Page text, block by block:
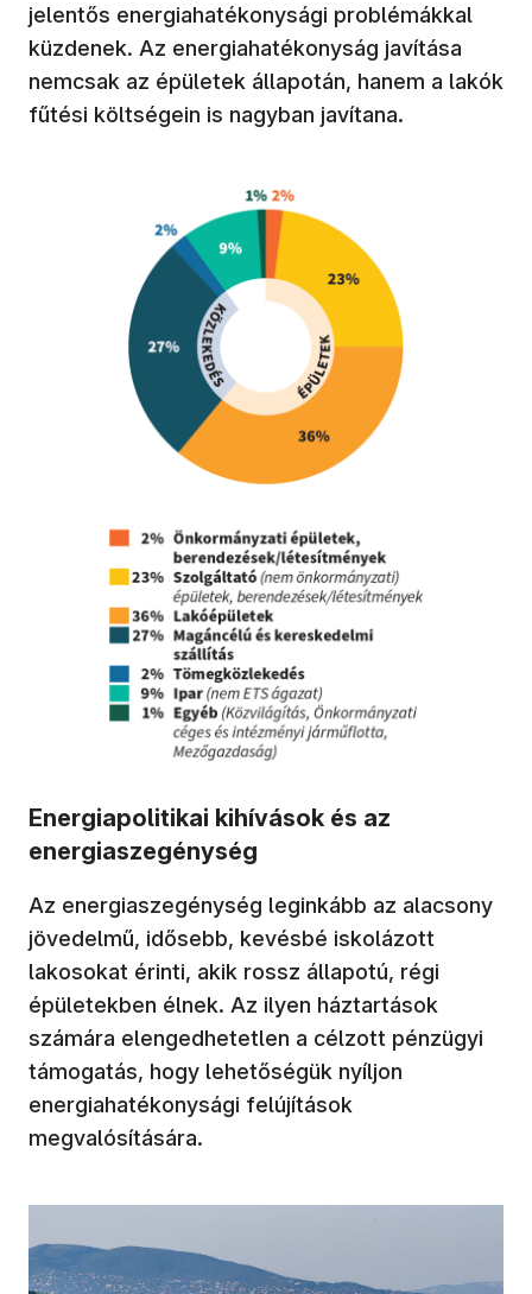
jelentős energiahatékonysági problémákkal
küzdenek. Az energiahatékonyság javítása
nemcsak az épületek állapotán, hanem a lakók
fűtési költségein is nagyban javítana.
Energiapolitikai kihívások és az
energiaszegénység
Az energiaszegénység leginkább az alacsony
jövedelmű, idősebb, kevésbé iskolázott
lakosokat érinti, akik rossz állapotú, régi
épületekben élnek. Az ilyen háztartások
számára elengedhetetlen a célzott pénzügyi
támogatás, hogy lehetőségük nyíljon
energiahatékonysági felújítások
megvalósítására.